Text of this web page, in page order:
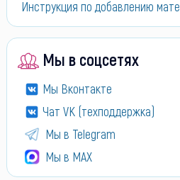
Инструкция по добавлению
Мы в соцсетях
Мы Вконтакте
Чат VK (техподдержка)
Мы в Telegram
Мы в МАХ